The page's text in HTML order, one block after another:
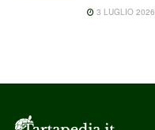
3 LUGLIO 2026